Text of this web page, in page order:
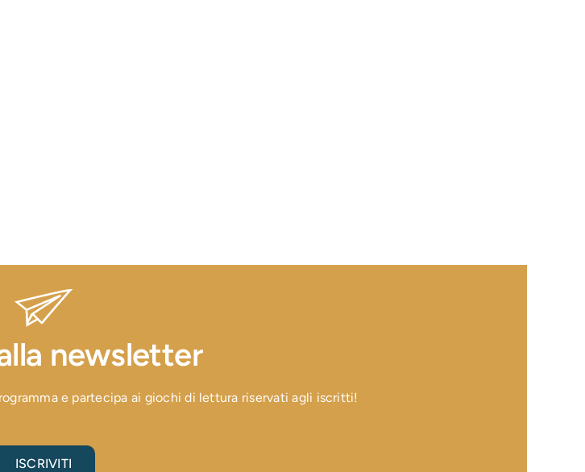
newsletter
e partecipa ai giochi di lettura riservati agli iscritti!
ISCRIVITI